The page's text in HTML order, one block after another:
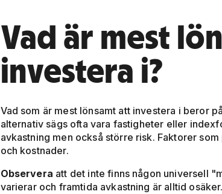
Vad är mest
investera i?
Vad som är mest lönsamt att investera i beror
alternativ sägs ofta vara fastigheter eller
avkastning men också större risk. Faktorer
och kostnader.
Observera att det inte finns någon universell
varierar och framtida avkastning är alltid osäker.